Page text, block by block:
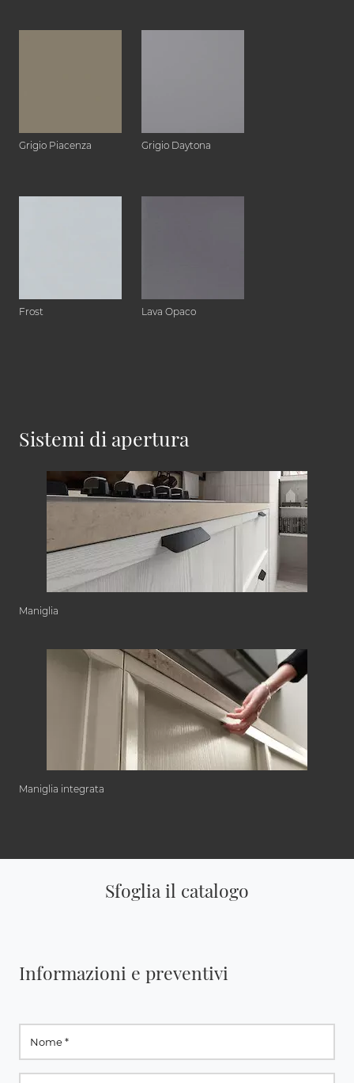
Grigio Piacenza Grigio Daytona
Frost Lava Opaco
Sistemi di apertura
Maniglia
Maniglia integrata
Sfoglia il catalogo
Informazioni e preventivi